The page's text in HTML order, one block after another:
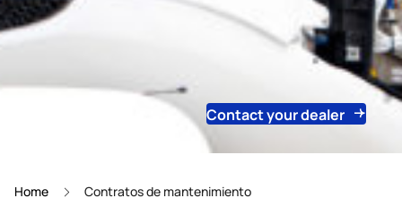
Contact your dealer
Home Contratos de mantenimiento